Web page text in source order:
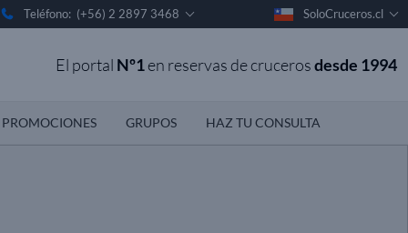
Teléfono: (+56) 2 2897 3468 SoloCruceros.cl
El portal Nº1en reservas de crucerosdesde 1994
PROMOCIONES GRUPOS HAZ TU CONSULTA